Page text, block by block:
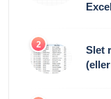
2
Slet